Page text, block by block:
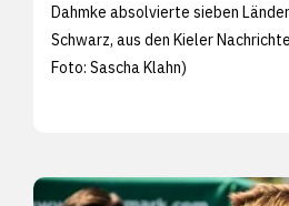
Dahmke absolvierte sieben
Schwarz, aus den Kieler
Foto: Sascha Klahn)